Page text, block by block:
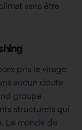
sans être
pris le virage
aucun doute
groupe
structurels qui
Le monde de